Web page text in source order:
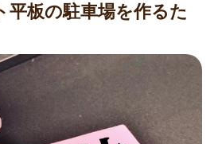
平板の駐車場を作るた